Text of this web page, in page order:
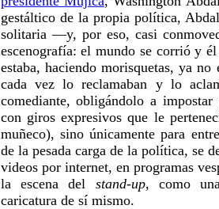
gestáltico de la propia política,
solitaria —y, por eso, casi
escenografía: el mundo se corrió y
estaba, haciendo morisquetas, ya
cada vez lo reclamaban y lo
comediante, obligándolo a
con giros expresivos que le
muñeco), sino únicamente para
de la pesada carga de la política, se
videos por internet, en programas
la escena del stand-up, como
caricatura de sí mismo.